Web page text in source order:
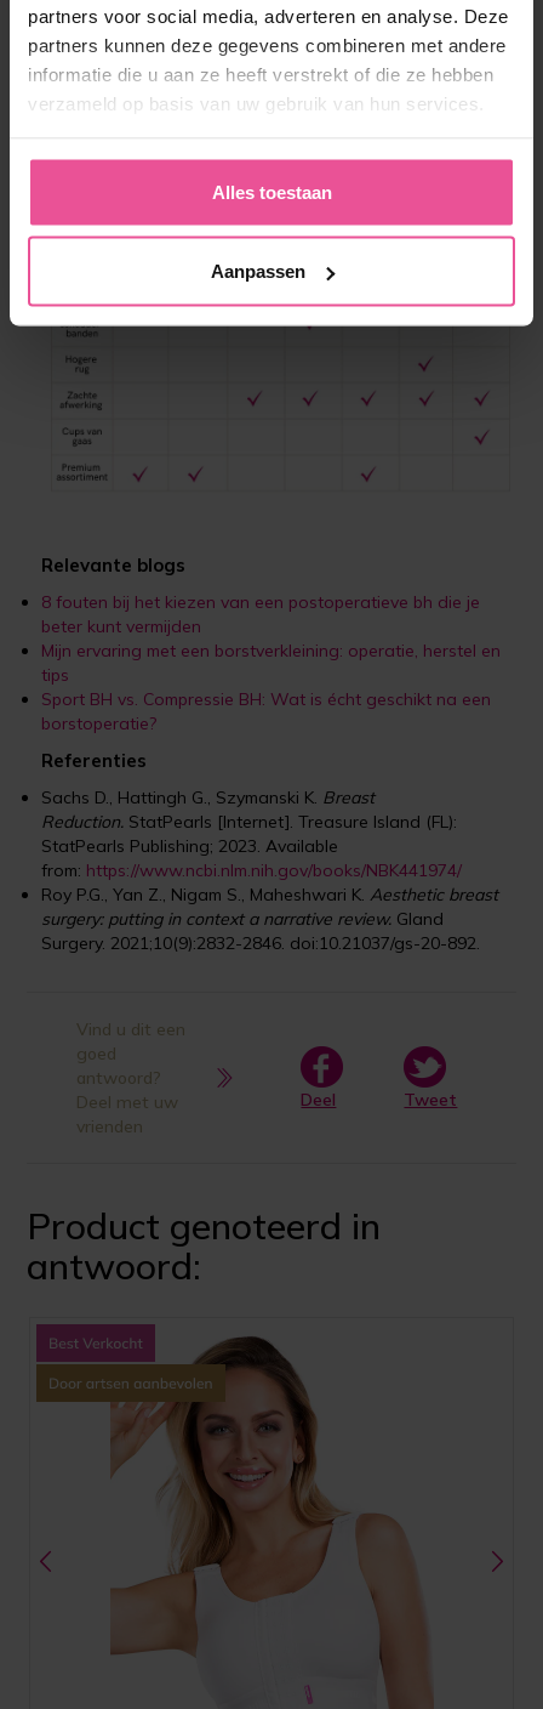
partners voor social media, adverteren en analyse. Deze
partners kunnen deze gegevens combineren met andere
informatie die u aan ze heeft verstrekt of die ze hebben
verzameld op basis van uw gebruik van hun services.
Alles toestaan
Aanpassen
Relevante blogs
8 fouten bij het kiezen van een postoperatieve bh die je
beter kunt vermijden
Mijn ervaring met een borstverkleining: operatie, herstel en
tips
Sport BH vs. Compressie BH: Wat is écht geschikt na een
borstoperatie?
Referenties
Sachs D., Hattingh G., Szymanski K. Breast
Reduction. StatPearls [Internet]. Treasure Island (FL):
StatPearls Publishing; 2023. Available
from: https://www.ncbi.nlm.nih.gov/books/NBK441974/
Roy P.G., Yan Z., Nigam S., Maheshwari K.Aesthetic breast
surgery: putting in context a narrative review. Gland
Surgery. 2021;10(9):2832-2846. doi:10.21037/gs-20-892.
Vind u dit een
goed
antwoord?
Deel met uw
vrienden
Deel Tweet
Product genoteerd in
antwoord: